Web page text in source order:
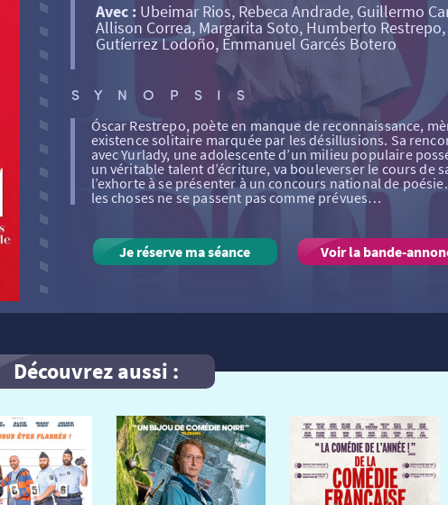
Avec :Ubeimar Rios, Rebeca Andrade, Guillermo
Allison Correa, Margarita Soto, Humberto
Gutíerrez Lodoño, Emmanuel Garcés Botero
SYNOPSIS
Óscar Restrepo, poète en manque de reconnaissance,
existence solitaire marquée par les désillusions. Sa
avec Yurlady, une adolescente d’un milieu populaire
un véritable talent d’écriture, va bouleverser le cours de
l’exhorte à se présenter à un concours national de
les choses ne se passent pas comme prévues…
Je réserve ma séance Voir la bande-
Découvrez aussi :